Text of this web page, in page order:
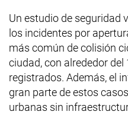
Un estudio de seguridad
los incidentes por
más común de colisión
ciudad, con alrededor del
registrados. Además, el
gran parte de estos
urbanas sin